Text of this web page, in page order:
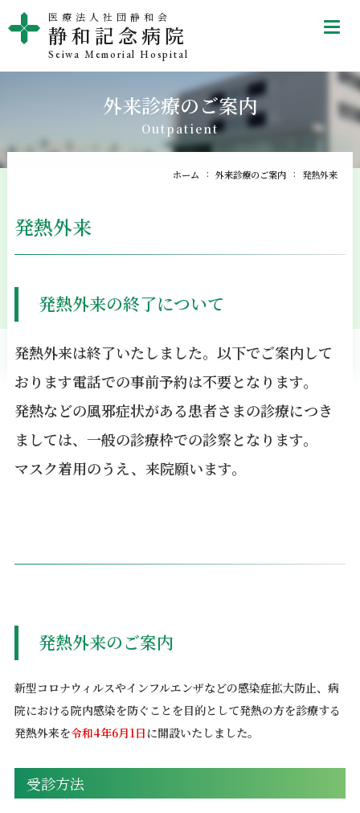
医療法人社団静和会
静和記念病院
Seiwa Memorial Hospital
外来診療のご案内
Outpatient
ホーム 外来診療のご案内 発熱外来
発熱外来
発熱外来の終了について
発熱外来は終了いたしました。以下でご案内して
おります電話での事前予約は不要となります。
発熱などの風邪症状がある患者さまの診療につき
ましては、一般の診療枠での診察となります。
マスク着用のうえ、来院願います。
発熱外来のご案内
新型コロナウィルスやインフルエンザなどの感染症拡大防止、病
院における院内感染を防ぐことを目的として発熱の方を診療する
発熱外来を令和4年6月1日 に開設いたしました。
受診方法